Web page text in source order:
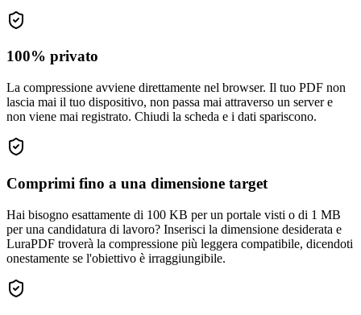
100% privato
La compressione avviene direttamente nel browser. Il tuo PDF non
lascia mai il tuo dispositivo, non passa mai attraverso un server e
non viene mai registrato. Chiudi la scheda e i dati spariscono.
Comprimi fino a una dimensione target
Hai bisogno esattamente di 100 KB per un portale visti o di 1 MB
per una candidatura di lavoro? Inserisci la dimensione desiderata e
LuraPDF troverà la compressione più leggera compatibile, dicendoti
onestamente se l'obiettivo è irraggiungibile.